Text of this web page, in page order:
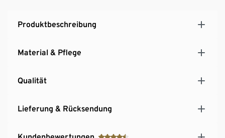
Produktbeschreibung
Material & Pflege
Qualität
Lieferung & Rücksendung